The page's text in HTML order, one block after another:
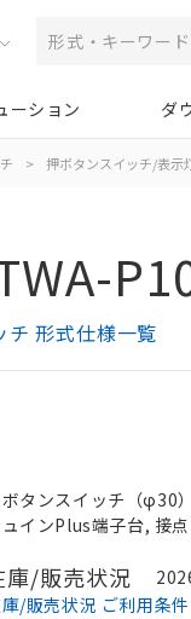
ーション ダ
> 押ボタンスイッチ/表示
形式仕様一覧
タンスイッチ（φ30
インPlus端子台, 接
庫/販売状況
/販売状況 ご利用条件